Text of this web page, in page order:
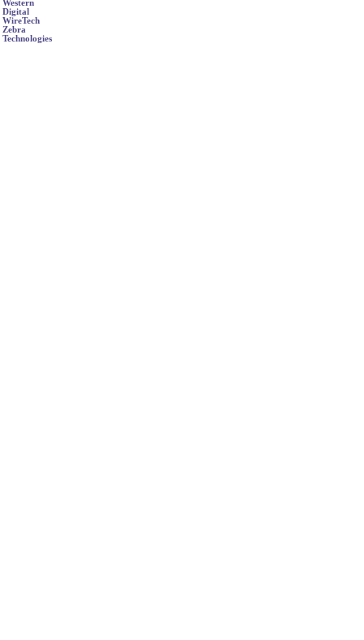
Western
Digital
WireTech
Zebra
Technologies